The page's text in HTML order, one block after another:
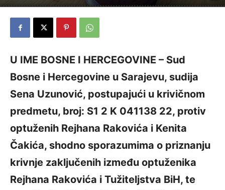
U IME BOSNE I HERCEGOVINE – Sud
Bosne i Hercegovine u Sarajevu, sudija
Sena Uzunović, postupajući u krivičnom
predmetu, broj: S1 2 K 041138 22, protiv
optuženih Rejhana Rakovića i Kenita
Čakića, shodno sporazumima o priznanju
krivnje zaključenih između optuženika
Rejhana Rakovića i Tužiteljstva BiH, te